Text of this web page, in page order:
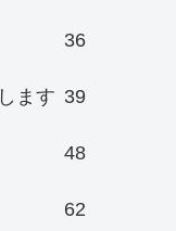
36
ます 39
48
62